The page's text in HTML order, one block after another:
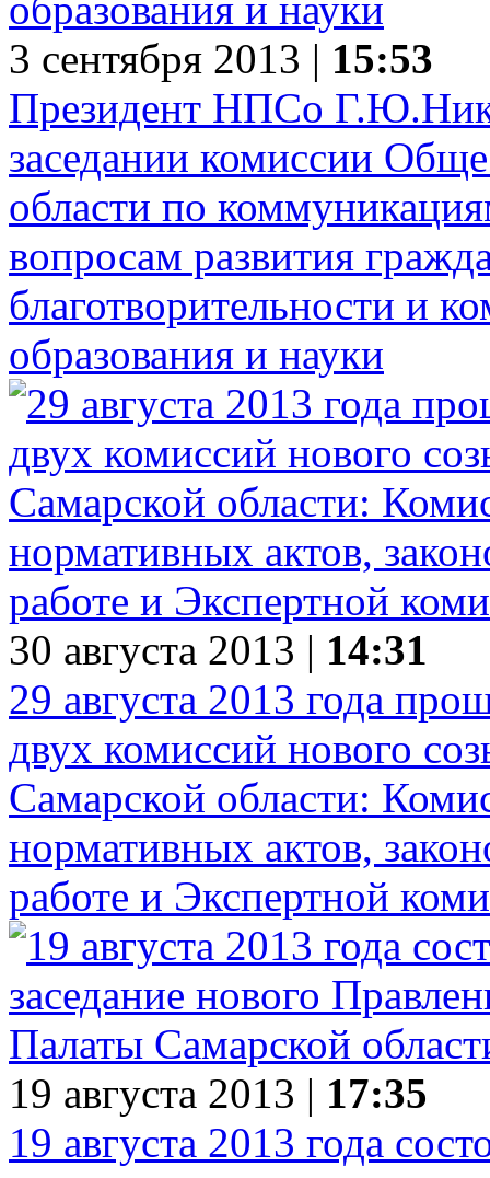
3 сентября 2013 | 15:53
Президент НПСо
заседании комиссии
области по
вопросам развития
благотворительности и
образования и науки
30 августа 2013 | 14:31
29 августа 2013 года
двух комиссий нового
Самарской области:
нормативных актов,
работе и Экспертной
19 августа 2013 | 17:35
19 августа 2013 года